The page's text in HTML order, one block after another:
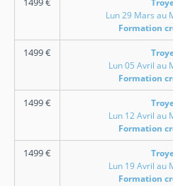
Lun 29 Mars au
Formation
1499€
Lun 05 Avril au
Formation
1499€
Lun 12 Avril au
Formation
1499€
Lun 19 Avril au
Formation